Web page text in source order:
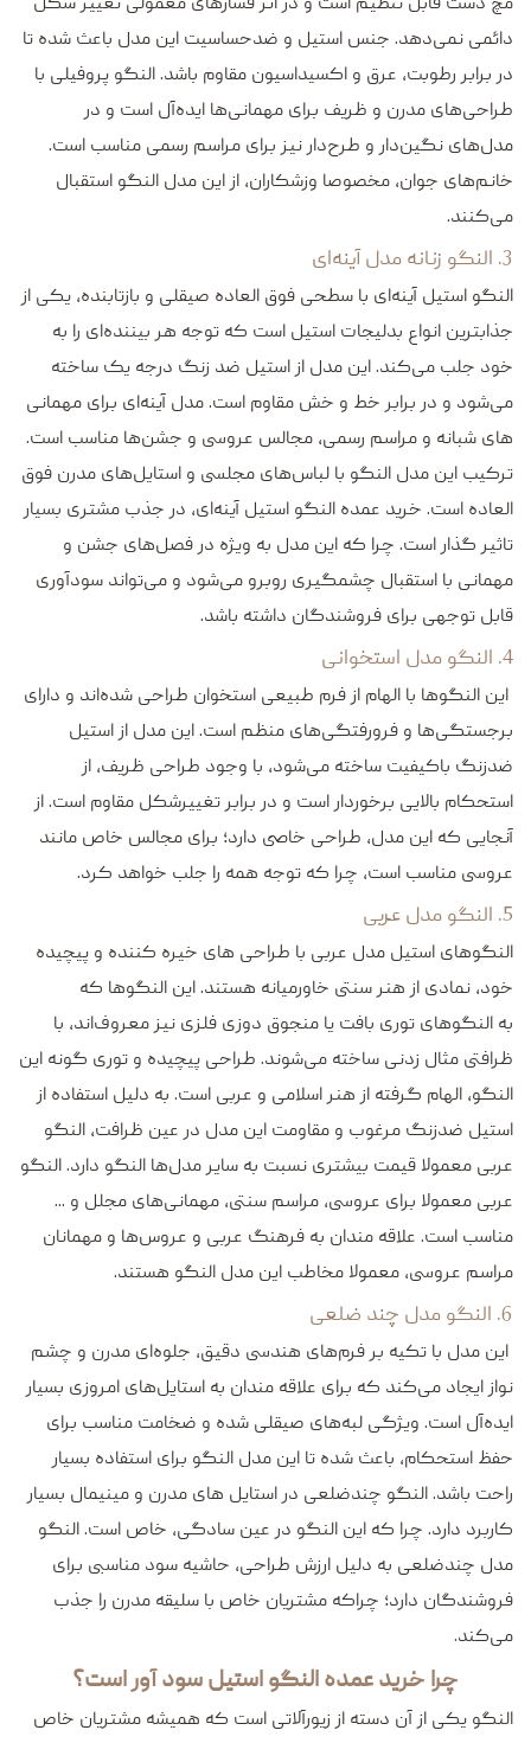
دائمی نمی‌دهد. جنس استیل و ضدحساسیت این مدل باعث شده تا
در برابر رطوبت، عرق و اکسیداسیون مقاوم باشد. النگو پروفیلی با
طراحی‌های مدرن و ظریف برای مهمانی‌ها ایده‌آل است و در
مدل‌های نگین‌دار و طرح‌دار نیز برای مراسم رسمی مناسب است.
خانم‌های جوان، مخصوصا وزشکاران، از این مدل النگو استقبال
می‌کنند.
3. النگو زنانه مدل آینه‌ای
النگو استیل آینه‌ای با سطحی فوق العاده صیقلی و بازتابنده، یکی از
جذابترین انواع بدلیجات استیل است که توجه هر بیننده‌ای را به
خود جلب می‌کند. این مدل از استیل ضد زنگ درجه یک ساخته
می‌شود و در برابر خط و خش مقاوم است. مدل آینه‌ای برای مهمانی
های شبانه و مراسم رسمی، مجالس عروسی و جشن‌ها مناسب است.
ترکیب این مدل النگو با لباس‌های مجلسی و استایل‌های مدرن فوق
العاده است. خرید عمده النگو استیل آینه‌ای، در جذب مشتری بسیار
تاثیر گذار است. چرا که این مدل به ویژه در فصل‌های جشن و
مهمانی با استقبال چشمگیری روبرو می‌شود و می‌تواند سودآوری
قابل توجهی برای فروشندگان داشته باشد.
4. النگو مدل استخوانی
این النگوها با الهام از فرم طبیعی استخوان طراحی شده‌اند و دارای
برجستگی‌ها و فرورفتگی‌های منظم است. این مدل از استیل
ضدزنگ باکیفیت ساخته می‌شود، با وجود طراحی ظریف، از
استحکام بالایی برخوردار است و در برابر تغییرشکل مقاوم است. از
آنجایی که این مدل، طراحی خاصی دارد؛ برای مجالس خاص مانند
عروسی مناسب است، چرا که توجه همه را جلب خواهد کرد.
5. النگو مدل عربی
النگوهای استیل مدل عربی با طراحی های خیره‌ کننده و پیچیده
خود، نمادی از هنر سنتی خاورمیانه هستند. این النگوها که
به النگوهای توری بافت یا منجوق دوزی فلزی نیز معروف‌اند، با
ظرافتی مثال زدنی ساخته می‌شوند. طراحی پیچیده و توری گونه این
النگو، الهام گرفته از هنر اسلامی و عربی است. به دلیل استفاده از
استیل ضدزنگ مرغوب و مقاومت این مدل در عین ظرافت، النگو
عربی معمولا قیمت بیشتری نسبت به سایر مدل‌ها النگو دارد. النگو
عربی معمولا برای عروسی، مراسم سنتی، مهمانی‌های مجلل و ...
مناسب است. علاقه مندان به فرهنگ عربی و عروس‌ها و مهمانان
مراسم عروسی، معمولا مخاطب این مدل النگو هستند.
6. النگو مدل چند ضلعی
این مدل با تکیه بر فرم‌های هندسی دقیق، جلوه‌ای مدرن و چشم
نواز ایجاد می‌کند که برای علاقه‌ مندان به استایل‌های امروزی بسیار
ایده‌آل است. ویژگی لبه‌های صیقلی شده و ضخامت مناسب برای
حفظ استحکام، باعث شده تا این مدل النگو برای استفاده بسیار
راحت باشد. النگو چندضلعی در استایل های مدرن و مینیمال بسیار
کاربرد دارد. چرا که این النگو در عین سادگی، خاص است. النگو
مدل چندضلعی به دلیل ارزش طراحی، حاشیه سود مناسبی برای
فروشندگان دارد؛ چراکه مشتریان خاص با سلیقه مدرن را جذب
می‌کند.
چرا خرید عمده النگو استیل سود آور است؟
النگو یکی از آن دسته از زیورآلاتی است که همیشه مشتریان خاص